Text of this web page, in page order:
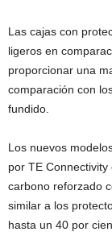
Las cajas con
ligeros en
proporcionar una
comparación con
fundido.
Los nuevos
por TE
carbono reforzado
similar a los
hasta un 40 por